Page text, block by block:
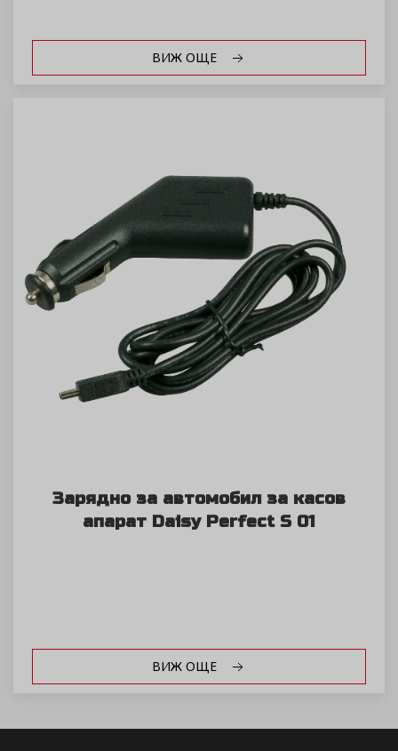
ВИЖ ОЩЕ
Зарядно за автомобил за касов
апарат Daisy Perfect S 01
ВИЖ ОЩЕ